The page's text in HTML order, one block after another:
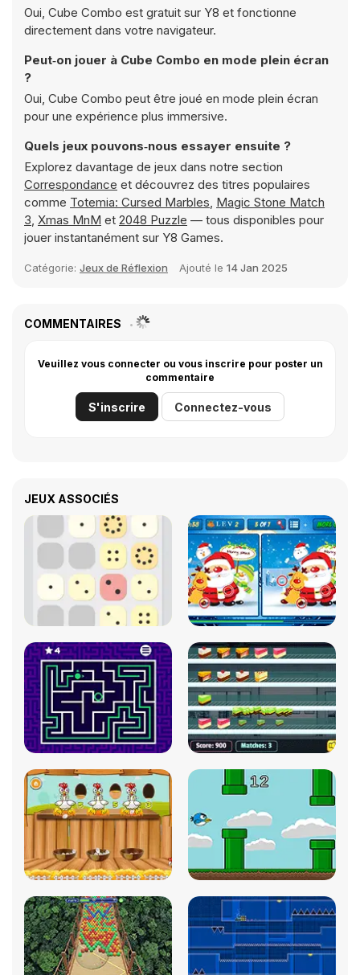
Oui, Cube Combo est gratuit sur Y8 et fonctionne
directement dans votre navigateur.
Peut‑on jouer à Cube Combo en mode plein écran
?
Oui, Cube Combo peut être joué en mode plein écran
pour une expérience plus immersive.
Quels jeux pouvons‑nous essayer ensuite ?
Explorez davantage de jeux dans notre section
Correspondance et découvrez des titres populaires
comme Totemia: Cursed Marbles, Magic Stone Match
3, Xmas MnM et 2048 Puzzle — tous disponibles pour
jouer instantanément sur Y8 Games.
Catégorie: Jeux de Réflexion Ajouté le 14 Jan 2025
COMMENTAIRES
Veuillez vous connecter ou vous inscrire pour poster un
commentaire
S'inscrire Connectez-vous
JEUX ASSOCIÉS